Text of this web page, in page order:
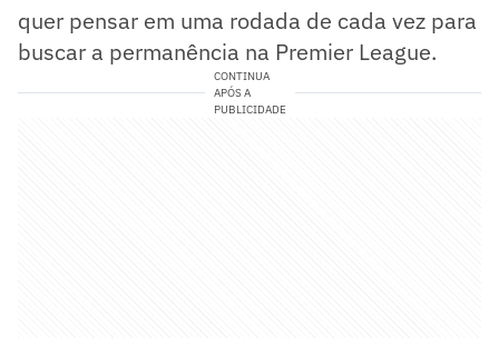
quer pensar em uma rodada de cada vez para
buscar a permanência na Premier League.
CONTINUA
APÓS A
PUBLICIDADE